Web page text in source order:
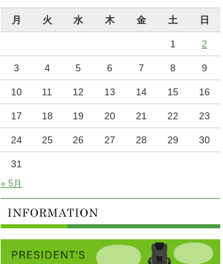
月 火 水 木 金 土 日
1 2
3 4 5 6 7 8 9
10 11 12 13 14 15 16
17 18 19 20 21 22 23
24 25 26 27 28 29 30
31
« 5月